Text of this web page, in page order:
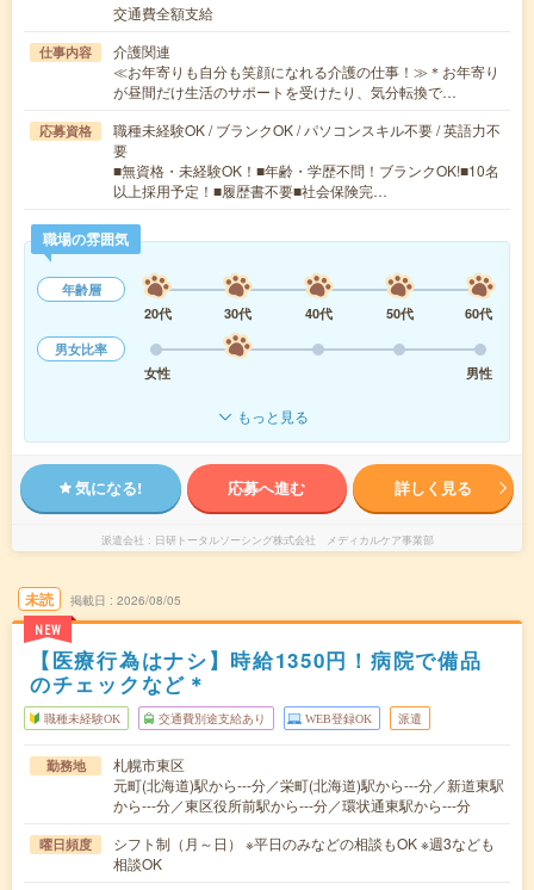
交通費全額支給
仕事内容
介護関連
≪お年寄りも自分も笑顔になれる介護の仕事！≫＊お年寄り
が昼間だけ生活のサポートを受けたり、気分転換で…
応募資格
職種未経験OK / ブランクOK / パソコンスキル不要 / 英語力不
要
■無資格・未経験OK！■年齢・学歴不問！ブランクOK!■10名
以上採用予定！■履歴書不要■社会保険完…
職場の雰囲気
年齢層
20代
30代 40代 50代
60代
男女比率
女性
男性
もっと見る
気になる! 応募へ進む 詳しく見る
派遣会社 日研トータルソーシング株式会社 メディカルケア事業部
未読
NEW
掲載日 2026/08/05
【医療行為はナシ】時給1350円！病院で備品
のチェックなど＊
職種未経験OK 交通費別途支給あり WEB登録OK 派遣
勤務地
札幌市東区
元町(北海道)駅から---分／栄町(北海道)駅から---分／新道東駅
から---分／東区役所前駅から---分／環状通東駅から---分
曜日頻度
シフト制（月～日） ※平日のみなどの相談もOK ※週3なども
相談OK